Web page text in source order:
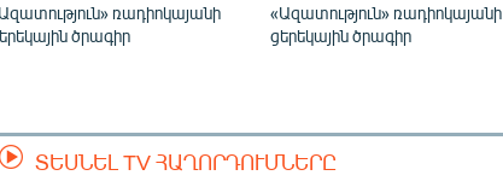
ռադիոկայանի
ծրագիր
«Ազատություն» ռադիոկայանի
ցերեկային ծրագիր
ՏԵՍՆԵԼ TV ՀԱՂՈՐԴՈՒՄՆԵՐԸ